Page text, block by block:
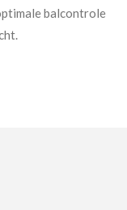
balcontrole